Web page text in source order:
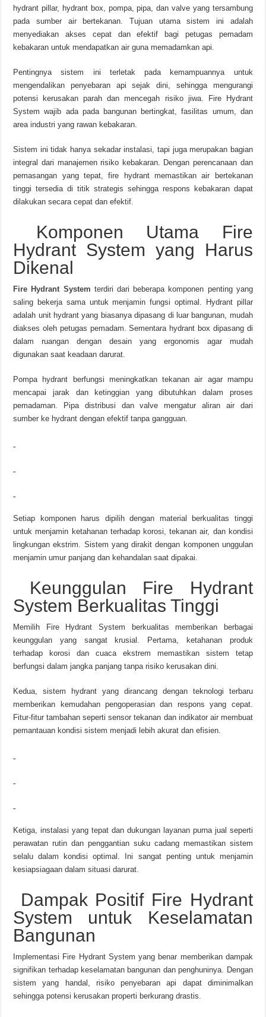
hydrant pillar, hydrant box, pompa, pipa, dan valve yang tersambung
pada sumber air bertekanan. Tujuan utama sistem ini adalah
menyediakan akses cepat dan efektif bagi petugas pemadam
kebakaran untuk mendapatkan air guna memadamkan api.
Pentingnya sistem ini terletak pada kemampuannya untuk
mengendalikan penyebaran api sejak dini, sehingga mengurangi
potensi kerusakan parah dan mencegah risiko jiwa. Fire Hydrant
System wajib ada pada bangunan bertingkat, fasilitas umum, dan
area industri yang rawan kebakaran.
Sistem ini tidak hanya sekadar instalasi, tapi juga merupakan bagian
integral dari manajemen risiko kebakaran. Dengan perencanaan dan
pemasangan yang tepat, fire hydrant memastikan air bertekanan
tinggi tersedia di titik strategis sehingga respons kebakaran dapat
dilakukan secara cepat dan efektif.
Komponen Utama Fire
Hydrant System yang Harus
Dikenal
Fire Hydrant System terdiri dari beberapa komponen penting yang
saling bekerja sama untuk menjamin fungsi optimal. Hydrant pillar
adalah unit hydrant yang biasanya dipasang di luar bangunan, mudah
diakses oleh petugas pemadam. Sementara hydrant box dipasang di
dalam ruangan dengan desain yang ergonomis agar mudah
digunakan saat keadaan darurat.
Pompa hydrant berfungsi meningkatkan tekanan air agar mampu
mencapai jarak dan ketinggian yang dibutuhkan dalam proses
pemadaman. Pipa distribusi dan valve mengatur aliran air dari
sumber ke hydrant dengan efektif tanpa gangguan.
Setiap komponen harus dipilih dengan material berkualitas tinggi
untuk menjamin ketahanan terhadap korosi, tekanan air, dan kondisi
lingkungan ekstrim. Sistem yang dirakit dengan komponen unggulan
menjamin umur panjang dan kehandalan saat dipakai.
Keunggulan Fire Hydrant
System Berkualitas Tinggi
Memilih Fire Hydrant System berkualitas memberikan berbagai
keunggulan yang sangat krusial. Pertama, ketahanan produk
terhadap korosi dan cuaca ekstrem memastikan sistem tetap
berfungsi dalam jangka panjang tanpa risiko kerusakan dini.
Kedua, sistem hydrant yang dirancang dengan teknologi terbaru
memberikan kemudahan pengoperasian dan respons yang cepat.
Fitur-fitur tambahan seperti sensor tekanan dan indikator air membuat
pemantauan kondisi sistem menjadi lebih akurat dan efisien.
Ketiga, instalasi yang tepat dan dukungan layanan purna jual seperti
perawatan rutin dan penggantian suku cadang memastikan sistem
selalu dalam kondisi optimal. Ini sangat penting untuk menjamin
kesiapsiagaan dalam situasi darurat.
Dampak Positif Fire Hydrant
System untuk Keselamatan
Bangunan
Implementasi Fire Hydrant System yang benar memberikan dampak
signifikan terhadap keselamatan bangunan dan penghuninya. Dengan
sistem yang handal, risiko penyebaran api dapat diminimalkan
sehingga potensi kerusakan properti berkurang drastis.